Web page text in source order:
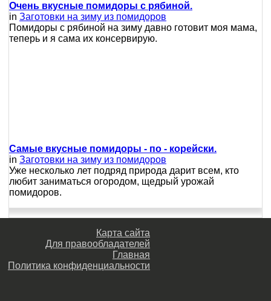
Очень вкусные помидоры с рябиной.
in Заготовки на зиму из помидоров
Помидоры с рябиной на зиму давно готовит моя мама,
теперь и я сама их консервирую.
Самые вкусные помидоры - по - корейски.
in Заготовки на зиму из помидоров
Уже несколько лет подряд природа дарит всем, кто
любит заниматься огородом, щедрый урожай
помидоров.
Карта сайта
Для правообладателей
Главная
Политика конфиденциальности